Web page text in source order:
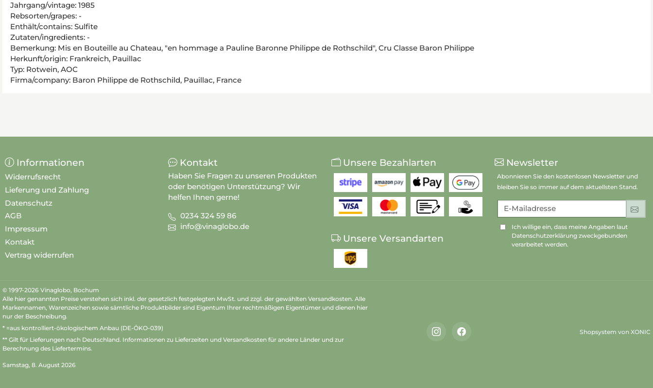
Jahrgang/vintage: 1985
Rebsorten/grapes: -
Enthält/contains: Sulfite
Zutaten/ingredients: -
Bemerkung: Mis en Bouteille au Chateau, "en hommage a Pauline Baronne Philippe de Rothschild", Cru Classe Baron Philippe
Herkunft/origin: Frankreich, Pauillac
Typ: Rotwein, AOC
Firma/company: Baron Philippe de Rothschild, Pauillac, France
Informationen
Widerrufsrecht
Lieferung und Zahlung
Datenschutz
AGB
Impressum
Kontakt
Vertrag widerrufen
Kontakt
Haben Sie Fragen zu unseren Produkten
oder benötigen Unterstützung? Wir
helfen Ihnen gerne!
0234 324 59 86
info@vinaglobo.de
Unsere Bezahlarten
Unsere Versandarten
Newsletter
Abonnieren Sie den kostenlosen Newsletter und
bleiben Sie so immer auf dem aktuellsten Stand.
E-Mailadresse
Ich willige ein, dass meine Angaben laut
Datenschutzerklärung zweckgebunden
verarbeitet werden.
© 1997-2026 Vinaglobo, Bochum
Alle hier genannten Preise verstehen sich inkl. der gesetzlich festgelegten MwSt. und zzgl. der gewählten Versandkosten. Alle
Markennamen, Warenzeichen sowie sämtliche Produktbilder sind Eigentum Ihrer rechtmäßigen Eigentümer und dienen hier
nur der Beschreibung.
* =aus kontrolliert-ökologischem Anbau (DE-ÖKO-039)
** Gilt für Lieferungen nach Deutschland. Informationen zu Lieferzeiten und Versandkosten für andere Länder und zur
Berechnung des Liefertermins.
Samstag, 8. August 2026
InstagramFacebook Shopsystem von XONIC